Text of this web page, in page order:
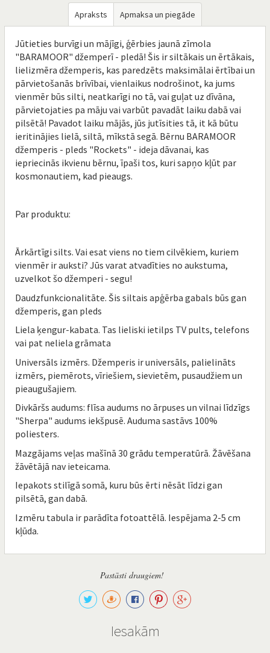
Apraksts Apmaksa un piegāde
Jūtieties burvīgi un mājīgi, ģērbies jaunā zīmola
"BARAMOOR" džemperī - pledā! Šis ir siltākais un ērtākais,
lielizmēra džemperis, kas paredzēts maksimālai ērtībai un
pārvietošanās brīvībai, vienlaikus nodrošinot, ka jums
vienmēr būs silti, neatkarīgi no tā, vai guļat uz dīvāna,
pārvietojaties pa māju vai varbūt pavadāt laiku dabā vai
pilsētā! Pavadot laiku mājās, jūs jutīsities tā, it kā būtu
ieritinājies lielā, siltā, mīkstā segā. Bērnu BARAMOOR
džemperis - pleds "Rockets" - ideja dāvanai, kas
iepriecinās ikvienu bērnu, īpaši tos, kuri sapņo kļūt par
kosmonautiem, kad pieaugs.
Par produktu:
Ārkārtīgi silts. Vai esat viens no tiem cilvēkiem, kuriem
vienmēr ir auksti? Jūs varat atvadīties no aukstuma,
uzvelkot šo džemperi - segu!
Daudzfunkcionalitāte. Šis siltais apģērba gabals būs gan
džemperis, gan pleds
Liela ķengur-kabata. Tas lieliski ietilps TV pults, telefons
vai pat neliela grāmata
Universāls izmērs. Džemperis ir universāls, palielināts
izmērs, piemērots, vīriešiem, sievietēm, pusaudžiem un
pieaugušajiem.
Divkāršs audums: flīsa audums no ārpuses un vilnai līdzīgs
"Sherpa" audums iekšpusē. Auduma sastāvs 100%
poliesters.
Mazgājams veļas mašīnā 30 grādu temperatūrā. Žāvēšana
žāvētājā nav ieteicama.
Iepakots stilīgā somā, kuru būs ērti nēsāt līdzi gan
pilsētā, gan dabā.
Izmēru tabula ir parādīta fotoattēlā. Iespējama 2-5 cm
kļūda.
Pastāsti draugiem!
Iesakām